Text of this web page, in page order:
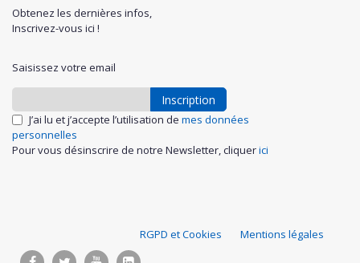
Obtenez les dernières infos,
Inscrivez-vous ici !
Saisissez votre email
Inscription
J’ai lu et j’accepte l’utilisation de mes données
personnelles
Pour vous désinscrire de notre Newsletter, cliquerici
RGPD et Cookies Mentions légales